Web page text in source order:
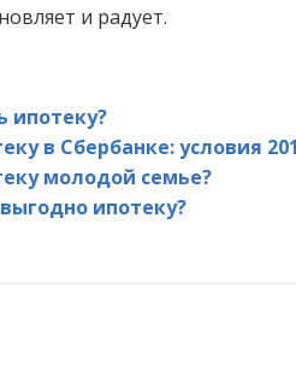
и радует.
ипотеку?
в Сбербанке: условия
молодой семье?
ипотеку?